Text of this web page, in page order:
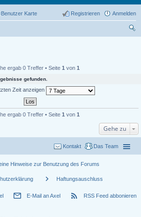
Benutzer Karte Anmelden
Registrieren
ergab 0 Treffer • Seite 1 von 1
gefunden.
Zeit anzeigen
ergab 0 Treffer • Seite 1 von 1
Gehe zu
Das Team
Kontakt
Hinweise zur Benutzung des Forums
chevron_right Haftungsauschluss
mail_outline E-Mail an Axel rss_feed RSS Feed abbonieren